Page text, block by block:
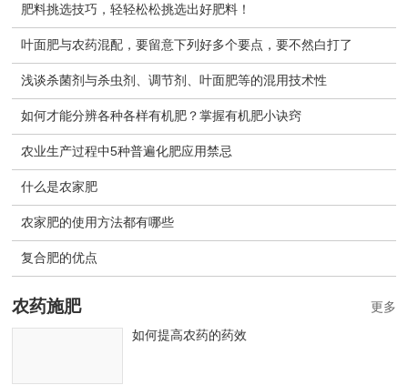
肥料挑选技巧，轻轻松松挑选出好肥料！
叶面肥与农药混配，要留意下列好多个要点，要不然白打了
浅谈杀菌剂与杀虫剂、调节剂、叶面肥等的混用技术性
如何才能分辨各种各样有机肥？掌握有机肥小诀窍
农业生产过程中5种普遍化肥应用禁忌
什么是农家肥
农家肥的使用方法都有哪些
复合肥的优点
农药施肥
如何提高农药的药效
更多